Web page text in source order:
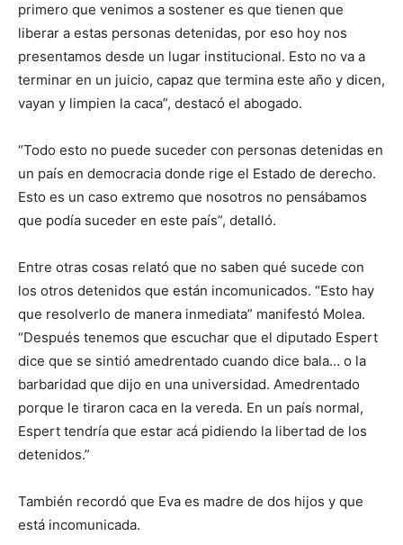
primero que venimos a sostener es que tienen que
liberar a estas personas detenidas, por eso hoy nos
presentamos desde un lugar institucional. Esto no va a
terminar en un juicio, capaz que termina este año y dicen,
vayan y limpien la caca”, destacó el abogado.
“Todo esto no puede suceder con personas detenidas en
un país en democracia donde rige el Estado de derecho.
Esto es un caso extremo que nosotros no pensábamos
que podía suceder en este país”, detalló.
Entre otras cosas relató que no saben qué sucede con
los otros detenidos que están incomunicados. “Esto hay
que resolverlo de manera inmediata” manifestó Molea.
“Después tenemos que escuchar que el diputado Espert
dice que se sintió amedrentado cuando dice bala… o la
barbaridad que dijo en una universidad. Amedrentado
porque le tiraron caca en la vereda. En un país normal,
Espert tendría que estar acá pidiendo la libertad de los
detenidos.”
También recordó que Eva es madre de dos hijos y que
está incomunicada.